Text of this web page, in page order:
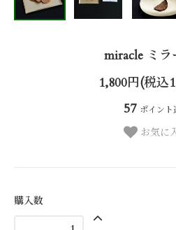
miracle ミラ
1,800円(税込
57 ポイント
お気に
購入数